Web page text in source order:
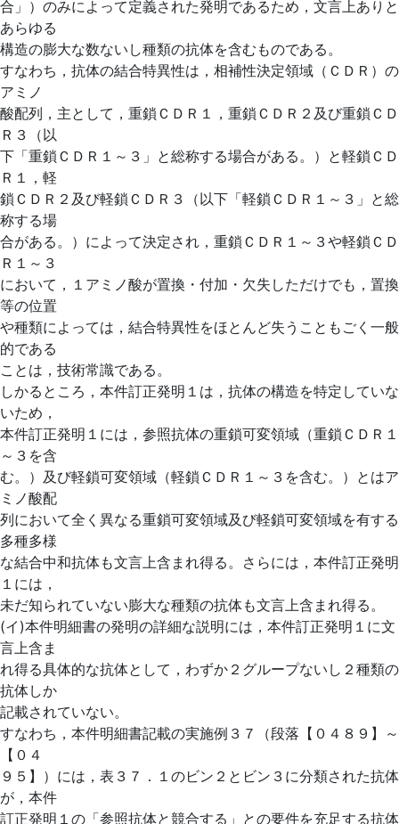
合」）のみによって定義された発明であるため，文言上ありと
あらゆる
構造の膨大な数ないし種類の抗体を含むものである。
すなわち，抗体の結合特異性は，相補性決定領域（ＣＤＲ）の
アミノ
酸配列，主として，重鎖ＣＤＲ１，重鎖ＣＤＲ２及び重鎖ＣＤ
Ｒ３（以
下「重鎖ＣＤＲ１～３」と総称する場合がある。）と軽鎖ＣＤ
Ｒ１，軽
鎖ＣＤＲ２及び軽鎖ＣＤＲ３（以下「軽鎖ＣＤＲ１～３」と総
称する場
合がある。）によって決定され，重鎖ＣＤＲ１～３や軽鎖ＣＤ
Ｒ１～３
において，１アミノ酸が置換・付加・欠失しただけでも，置換
等の位置
や種類によっては，結合特異性をほとんど失うこともごく一般
的である
ことは，技術常識である。
しかるところ，本件訂正発明１は，抗体の構造を特定していな
いため，
本件訂正発明１には，参照抗体の重鎖可変領域（重鎖ＣＤＲ１
～３を含
む。）及び軽鎖可変領域（軽鎖ＣＤＲ１～３を含む。）とはア
ミノ酸配
列において全く異なる重鎖可変領域及び軽鎖可変領域を有する
多種多様
な結合中和抗体も文言上含まれ得る。さらには，本件訂正発明
１には，
未だ知られていない膨大な種類の抗体も文言上含まれ得る。
(イ)本件明細書の発明の詳細な説明には，本件訂正発明１に文
言上含ま
れ得る具体的な抗体として，わずか２グループないし２種類の
抗体しか
記載されていない。
すなわち，本件明細書記載の実施例３７（段落【０４８９】～
【０４
９５】）には，表３７．１のビン２とビン３に分類された抗体
が，本件
訂正発明１の「参照抗体と競合する」との要件を充足する抗体